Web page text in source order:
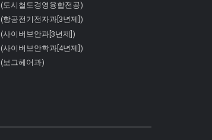
(도시철도경영융합전공)
(항공전기전자과[3년제])
(사이버보안과[3년제])
(사이버보안학과[4년제])
(보그헤어과)